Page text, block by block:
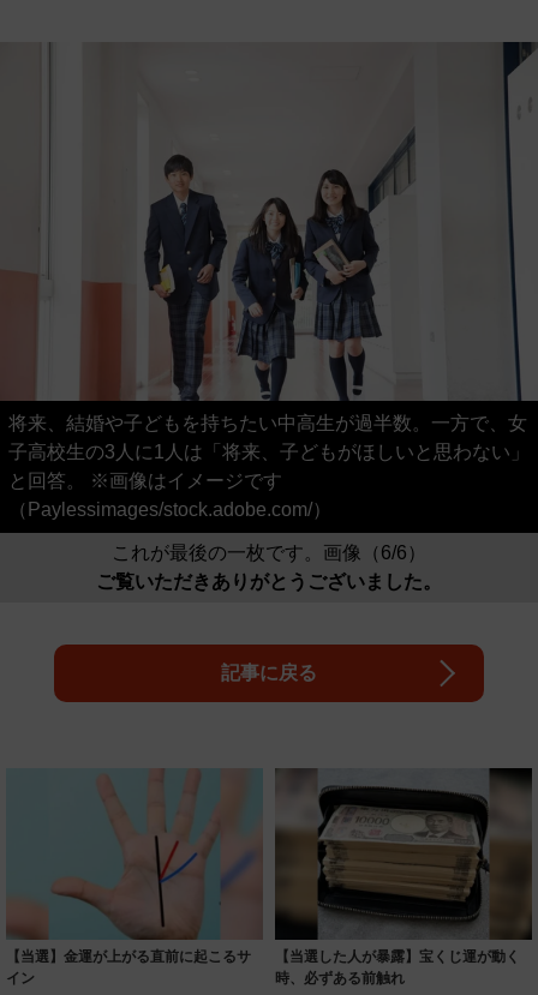
将来、結婚や子どもを持ちたい中高生が過半数。一方で、女
子高校生の3人に1人は「将来、子どもがほしいと思わない」
と回答。 ※画像はイメージです
（Paylessimages/stock.adobe.com/）
これが最後の一枚です。画像（6/6）
ご覧いただきありがとうございました。
記事に戻る
【当選】金運が上がる直前に起こるサ
イン
【当選した人が暴露】宝くじ運が動く
時、必ずある前触れ